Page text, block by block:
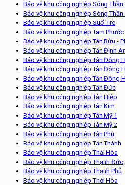
Bảo vệ khu công nghiệp Sóng Thần
Bảo vệ khu công nghiệp Sóng Thần
Bảo vệ khu công nghiệp Suối Tre
Bảo vệ khu công nghiệp Tam Phước
Bảo vệ khu công nghiệp Tân Bửu -
Bảo vệ khu công nghiệp Tân Định An
Bảo vệ khu công nghiệp Tân Đông
Bảo vệ khu công nghiệp Tân Đông
Bảo vệ khu công nghiệp Tân Đông
Bảo vệ khu công nghiệp Tân Đức
Bảo vệ khu công nghiệp Tân Hiệp
Bảo vệ khu công nghiệp Tân Kim
Bảo vệ khu công nghiệp Tân Mỹ 1
Bảo vệ khu công nghiệp Tân Mỹ 2
Bảo vệ khu công nghiệp Tân Phú
Bảo vệ khu công nghiệp Tân Thành
Bảo vệ khu công nghiệp Thái Hòa
Bảo vệ khu công nghiệp Thạnh Đức
Bảo vệ khu công nghiệp Thạnh Phú
Bảo vệ khu công nghiệp Thới Hòa